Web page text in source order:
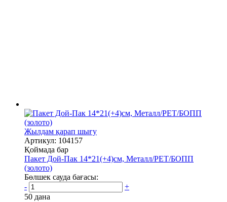
Жылдам қарап шығу
Артикул: 104157
Қоймада бар
Пакет Дой-Пак 14*21(+4)см, Металл/PET/БОПП
(золото)
Бөлшек сауда бағасы:
-
+
50 дана